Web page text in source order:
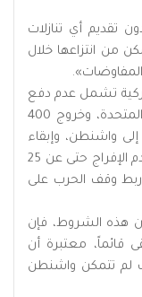
تقديم أي تنازلات
من انتزاعها خلال
تشمل عدم دفع
أي تعويضات أو أضرار من جانب الولايات المتحدة، وخروج 400
إلى واشنطن، وإبقاء
منشأة نووية إيرانية واحدة فقط عاملة، وعدم الإفراج حتى عن 25
وربط وقف الحرب على
هذه الشروط، فإن
قائماً، معتبرة أن
لم تتمكن واشنطن